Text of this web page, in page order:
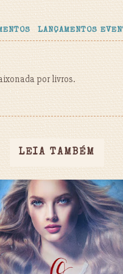
LANÇAMENTOS
por livros.
LEIA TAMBÉM